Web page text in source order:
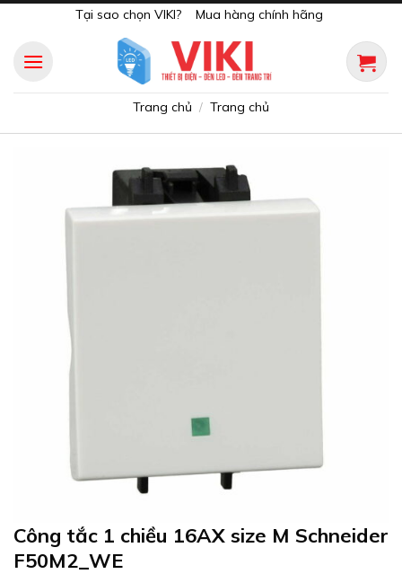
content
Tại sao chọn VIKI? Mua hàng chính hãng
Trang chủ / Trang chủ
Công tắc 1 chiều 16AX size M Schneider
F50M2_WE